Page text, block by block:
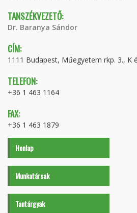
TANSZÉKVEZETŐ:
Dr. Baranya Sándor
CÍM:
1111 Budapest, Műegyetem rkp. 3., K
TELEFON:
+36 1 463 1164
FAX:
+36 1 463 1879
Honlap
Munkatársak
Tantárgyak